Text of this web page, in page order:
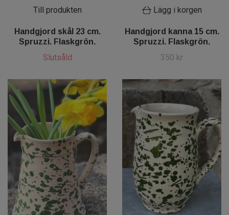
Till produkten
Handgjord skål 23 cm.
Spruzzi. Flaskgrön.
Slutsåld
Lägg i korgen
Handgjord kanna 15 cm.
Spruzzi. Flaskgrön.
350 kr